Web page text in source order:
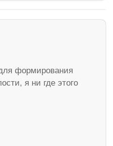
формирования
я ни где этого